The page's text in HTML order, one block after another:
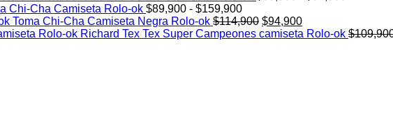
desde
Chi-Cha Camiseta Rolo-ok $89,900 - $159,900Rango
de
precios:
Toma Chi-Cha Camiseta Negra Rolo-ok $114,900 El
precio
$94,900El
precio
Richard Tex Tex Super Campeones camiseta Rolo-ok $